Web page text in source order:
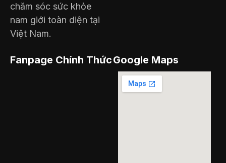
chăm sóc sức khỏe
nam giới toàn diện tại
Việt Nam.
Fanpage Chính ThứcGoogle Maps